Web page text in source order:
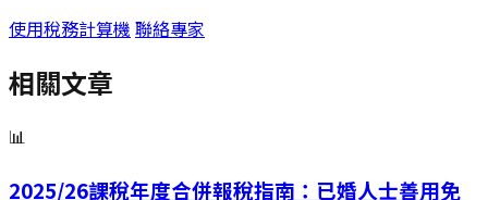
使用稅務計算機 聯絡專家
相關文章
📊
2025/26課稅年度合併報稅指南：已婚人士善用免